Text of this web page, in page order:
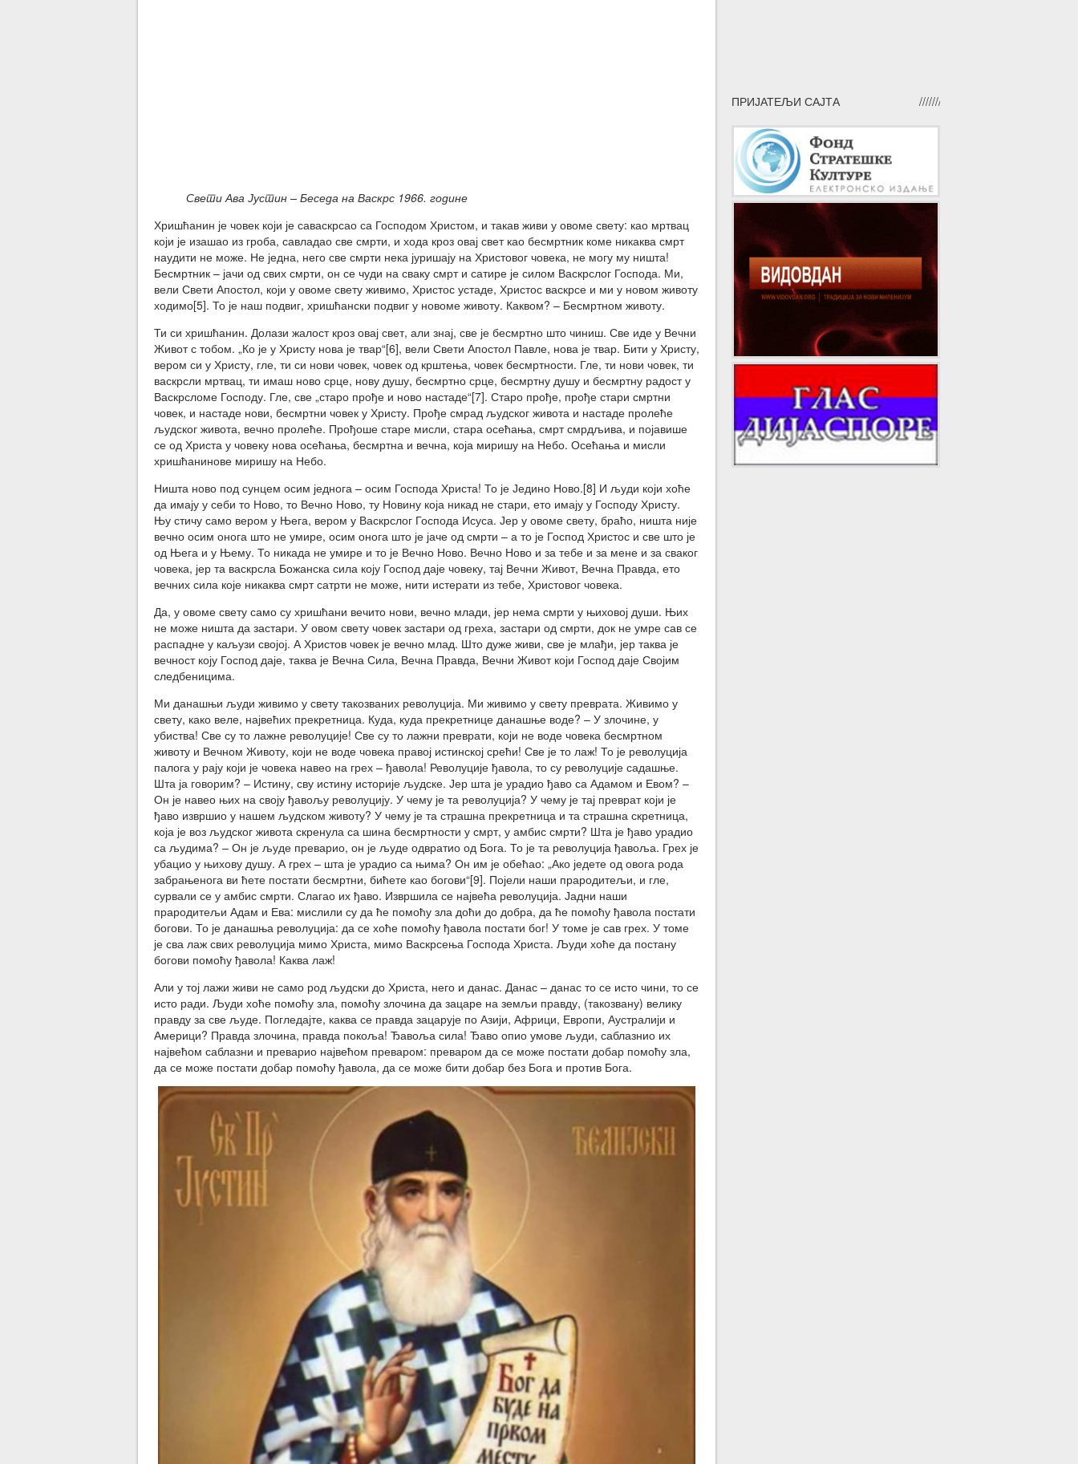
Свети Ава Јустин – Беседа на Васкрс 1966. године
Хришћанин је човек који је саваскрсао са Господом Христом, и такав живи у овоме свету: као мртвац
који је изашао из гроба, савладао све смрти, и хода кроз овај свет као бесмртник коме никаква смрт
наудити не може. Не једна, него све смрти нека јуришају на Христовог човека, не могу му ништа!
Бесмртник – јачи од свих смрти, он се чуди на сваку смрт и сатире је силом Васкрслог Господа. Ми,
вели Свети Апостол, који у овоме свету живимо, Христос устаде, Христос васкрсе и ми у новом животу
ходимо[5]. То је наш подвиг, хришћански подвиг у новоме животу. Каквом? – Бесмртном животу.
Ти си хришћанин. Долази жалост кроз овај свет, али знај, све је бесмртно што чиниш. Све иде у Вечни
Живот с тобом. „Ко је у Христу нова је твар“[6], вели Свети Апостол Павле, нова је твар. Бити у Христу,
вером си у Христу, гле, ти си нови човек, човек од крштења, човек бесмртности. Гле, ти нови човек, ти
васкрсли мртвац, ти имаш ново срце, нову душу, бесмртно срце, бесмртну душу и бесмртну радост у
Васкрсломе Господу. Гле, све „старо прође и ново настаде“[7]. Старо прође, прође стари смртни
човек, и настаде нови, бесмртни човек у Христу. Прође смрад људског живота и настаде пролеће
људског живота, вечно пролеће. Прођоше старе мисли, стара осећања, смрт смрдљива, и појавише
се од Христа у човеку нова осећања, бесмртна и вечна, која миришу на Небо. Осећања и мисли
хришћанинове миришу на Небо.
Ништа ново под сунцем осим једнога – осим Господа Христа! То је Једино Ново.[8] И људи који хоће
да имају у себи то Ново, то Вечно Ново, ту Новину која никад не стари, ето имају у Господу Христу.
Њу стичу само вером у Њега, вером у Васкрслог Господа Исуса. Јер у овоме свету, браћо, ништа није
вечно осим онога што не умире, осим онога што је јаче од смрти – а то је Господ Христос и све што је
од Њега и у Њему. То никада не умире и то је Вечно Ново. Вечно Ново и за тебе и за мене и за сваког
човека, јер та васкрсла Божанска сила коју Господ даје човеку, тај Вечни Живот, Вечна Правда, ето
вечних сила које никаква смрт сатрти не може, нити истерати из тебе, Христовог човека.
Да, у овоме свету само су хришћани вечито нови, вечно млади, јер нема смрти у њиховој души. Њих
не може ништа да застари. У овом свету човек застари од греха, застари од смрти, док не умре сав се
распадне у каљузи својој. А Христов човек је вечно млад. Што дуже живи, све је млађи, јер таква је
вечност коју Господ даје, таква је Вечна Сила, Вечна Правда, Вечни Живот који Господ даје Својим
следбеницима.
Ми данашњи људи живимо у свету такозваних револуција. Ми живимо у свету преврата. Живимо у
свету, како веле, највећих прекретница. Куда, куда прекретнице данашње воде? – У злочине, у
убиства! Све су то лажне револуције! Све су то лажни преврати, који не воде човека бесмртном
животу и Вечном Животу, који не воде човека правој истинској срећи! Све је то лаж! То је револуција
палога у рају који је човека навео на грех – ђавола! Револуције ђавола, то су револуције садашње.
Шта ја говорим? – Истину, сву истину историје људске. Јер шта је урадио ђаво са Адамом и Евом? –
Он је навео њих на своју ђавољу револуцију. У чему је та револуција? У чему је тај преврат који је
ђаво извршио у нашем људском животу? У чему је та страшна прекретница и та страшна скретница,
која је воз људског живота скренула са шина бесмртности у смрт, у амбис смрти? Шта је ђаво урадио
са људима? – Он је људе преварио, он је људе одвратио од Бога. То је та револуција ђавоља. Грех је
убацио у њихову душу. А грех – шта је урадио са њима? Он им је обећао: „Ако једете од овога рода
забрањенога ви ћете постати бесмртни, бићете као богови“[9]. Појели наши прародитељи, и гле,
сурвали се у амбис смрти. Слагао их ђаво. Извршила се највећа револуција. Јадни наши
прародитељи Адам и Ева: мислили су да ће помоћу зла доћи до добра, да ће помоћу ђавола постати
богови. То је данашња револуција: да се хоће помоћу ђавола постати бог! У томе је сав грех. У томе
је сва лаж свих револуција мимо Христа, мимо Васкрсења Господа Христа. Људи хоће да постану
богови помоћу ђавола! Каква лаж!
Али у тој лажи живи не само род људски до Христа, него и данас. Данас – данас то се исто чини, то се
исто ради. Људи хоће помоћу зла, помоћу злочина да зацаре на земљи правду, (такозвану) велику
правду за све људе. Погледајте, каква се правда зацарује по Азији, Африци, Европи, Аустралији и
Америци? Правда злочина, правда покоља! Ђавоља сила! Ђаво опио умове људи, саблазнио их
највећом саблазни и преварио највећом преваром: преваром да се може постати добар помоћу зла,
да се може постати добар помоћу ђавола, да се може бити добар без Бога и против Бога.
ПРИЈАТЕЉИ САЈТА